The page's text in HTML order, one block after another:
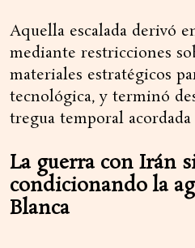
Aquella escalada derivó
mediante restricciones
materiales estratégicos
tecnológica, y terminó
tregua temporal
La guerra con Irán
condicionando la
Blanca